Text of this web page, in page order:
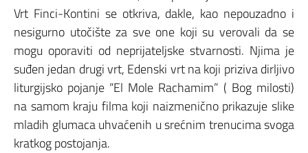
Vrt Finci-Kontini se otkriva, dakle, kao nepouzadno i
nesigurno utočište za sve one koji su verovali da se
mogu oporaviti od neprijateljske stvarnosti. Njima je
suđen jedan drugi vrt, Edenski vrt na koji priziva dirljivo
liturgijsko pojanje “El Mole Rachamim” ( Bog milosti)
na samom kraju filma koji naizmenično prikazuje slike
mladih glumaca uhvaćenih u srećnim trenucima svoga
kratkog postojanja.